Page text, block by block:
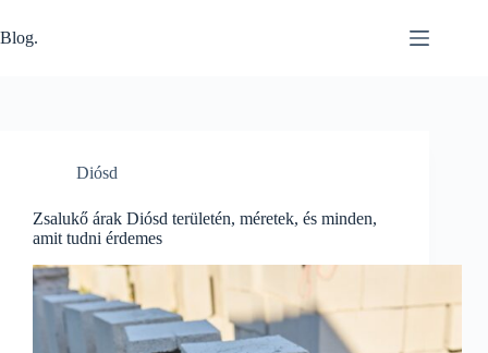
to
content
Blog.
Diósd
Zsalukő árak Diósd területén, méretek, és minden,
amit tudni érdemes